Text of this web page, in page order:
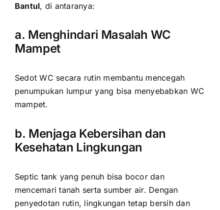
Bantul, di antaranya:
a. Menghindari Masalah WC
Mampet
Sedot WC secara rutin membantu mencegah
penumpukan lumpur yang bisa menyebabkan WC
mampet.
b. Menjaga Kebersihan dan
Kesehatan Lingkungan
Septic tank yang penuh bisa bocor dan
mencemari tanah serta sumber air. Dengan
penyedotan rutin, lingkungan tetap bersih dan